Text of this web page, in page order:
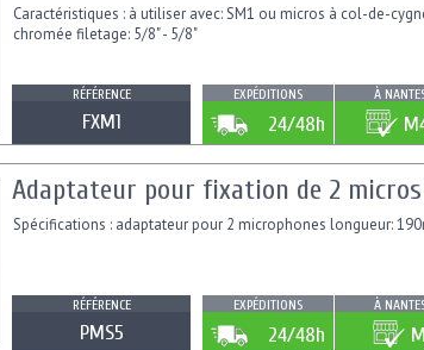
Caractéristiques : à utiliser avec: SM1 ou micros à col-de-
chromée filetage: 5/8" - 5/8"
RÉFÉRENCE
FXM1
EXPÉDITIONS
24/48h
À
Adaptateur pour fixation de 2
Spécifications : adaptateur pour 2 microphones longueur:
RÉFÉRENCE
PMS5
EXPÉDITIONS
24/48h
À